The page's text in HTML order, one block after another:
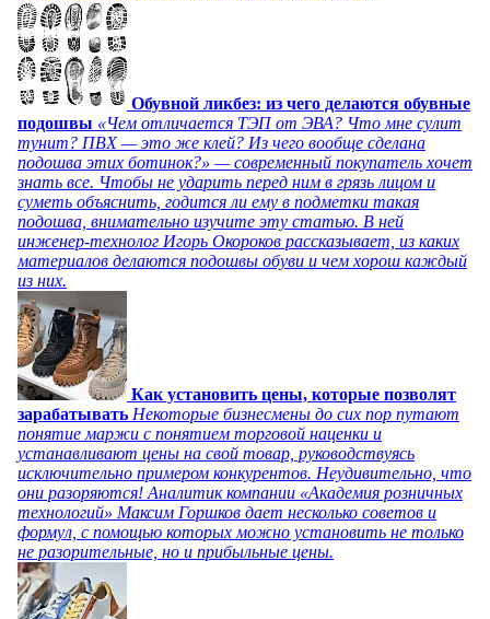
Обувной ликбез: из чего делаются обувные
подошвы «Чем отличается ТЭП от ЭВА? Что мне сулит
тунит? ПВХ — это же клей? Из чего вообще сделана
подошва этих ботинок?» — современный покупатель хочет
знать все. Чтобы не ударить перед ним в грязь лицом и
суметь объяснить, годится ли ему в подметки такая
подошва, внимательно изучите эту статью. В ней
инженер-технолог Игорь Окороков рассказывает, из каких
материалов делаются подошвы обуви и чем хорош каждый
из них.
Как установить цены, которые позволят
зарабатывать Некоторые бизнесмены до сих пор путают
понятие маржи с понятием торговой наценки и
устанавливают цены на свой товар, руководствуясь
исключительно примером конкурентов. Неудивительно, что
они разоряются! Аналитик компании «Академия розничных
технологий» Максим Горшков дает несколько советов и
формул, с помощью которых можно установить не только
не разорительные, но и прибыльные цены.